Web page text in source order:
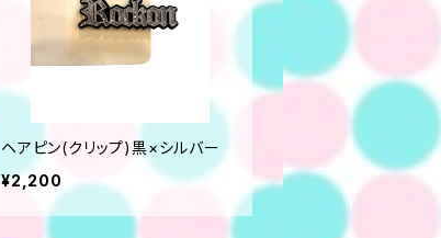
ヘアピン(クリップ)黒×シルバー
¥2,200